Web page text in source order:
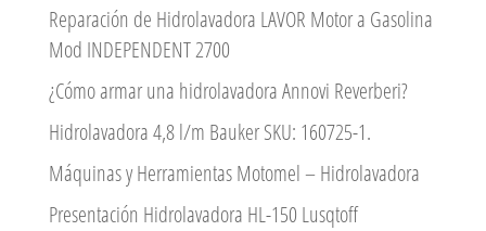
Reparación de Hidrolavadora LAVOR Motor a Gasolina
Mod INDEPENDENT 2700
¿Cómo armar una hidrolavadora Annovi Reverberi?
Hidrolavadora 4,8 l/m Bauker SKU: 160725-1.
Máquinas y Herramientas Motomel – Hidrolavadora
Presentación Hidrolavadora HL-150 Lusqtoff